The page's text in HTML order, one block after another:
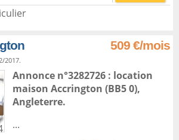
509 €/mois
2017.
Annonce n°3282726 : location
maison Accrington (BB5 0),
Angleterre.
...